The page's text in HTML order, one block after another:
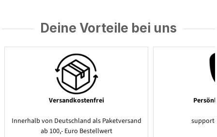
Deine Vorteile bei uns
Versandkostenfrei
Innerhalb von Deutschland als Paketversand
ab 100,- Euro Bestellwert